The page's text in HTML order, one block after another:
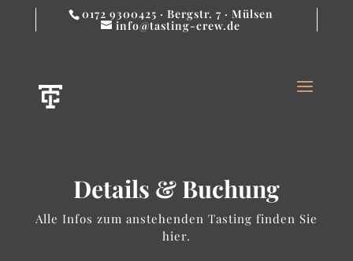
0172 9300425 · Bergstr. 7 · Mülsen
info@tasting-crew.de
Details & Buchung
Alle Infos zum anstehenden Tasting finden Sie
hier.